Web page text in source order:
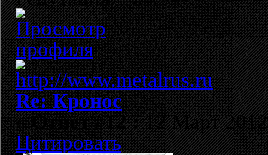
Re: Кронос
«Ответ #12 :12 Март
Цитировать